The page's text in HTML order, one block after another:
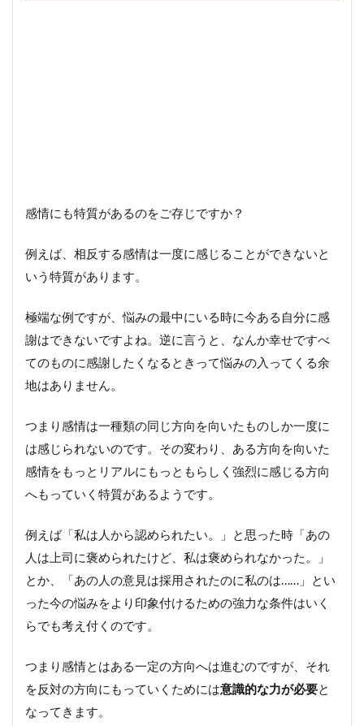
感情にも特質があるのをご存じですか？
例えば、相反する感情は一度に感じることができないと
いう特質があります。
極端な例ですが、悩みの最中にいる時に今ある自分に感
謝はできないですよね。逆に言うと、なんか幸せですべ
てのものに感謝したくなるときって悩みの入ってくる余
地はありません。
つまり感情は一種類の同じ方向を向いたものしか一度に
は感じられないのです。その変わり、ある方向を向いた
感情をもっとリアルにもっともらしく強烈に感じる方向
へもっていく特質があるようです。
例えば「私は人から認められたい。」と思った時「あの
人は上司に褒められたけど、私は褒められなかった。」
とか、「あの人の意見は採用されたのに私のは……」とい
った今の悩みをより印象付けるための強力な条件はいく
らでも考え付くのです。
つまり感情とはある一定の方向へは進むのですが、それ
を反対の方向にもっていくためには意識的な力が必要と
なってきます。